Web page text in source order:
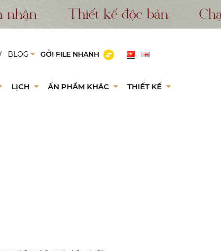
BLOG GỞI FILE NHANH
LỊCH ẤN PHẨM KHÁC THIẾT KẾ